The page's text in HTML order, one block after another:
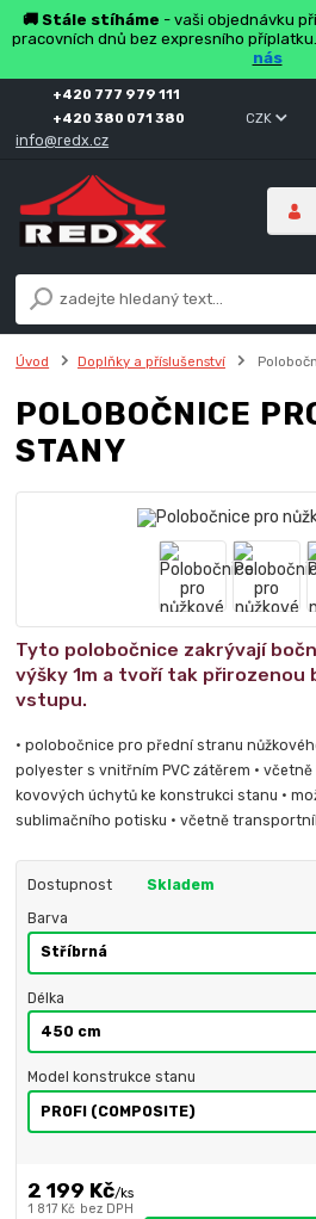
🚚 Stále stíháme - vaši objednávku
pracovních dnů bez expresního
nás
CZK
+420 777 979 111
+420 380 071 380
info@redx.cz
Úvod Doplňky a příslušenství
POLOBOČNICE
STANY
Tyto polobočnice zakrývají
výšky 1m a tvoří tak přirozenou
vstupu.
• polobočnice pro přední stranu
polyester s vnitřním PVC zátěrem •
kovových úchytů ke konstrukci stanu •
sublimačního potisku • včetně
Dostupnost Skladem
Barva
Délka
Model konstrukce stanu
2 199 Kč/ks
1 817 Kč bez DPH